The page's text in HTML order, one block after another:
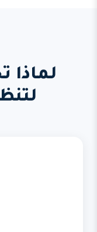
لماذا